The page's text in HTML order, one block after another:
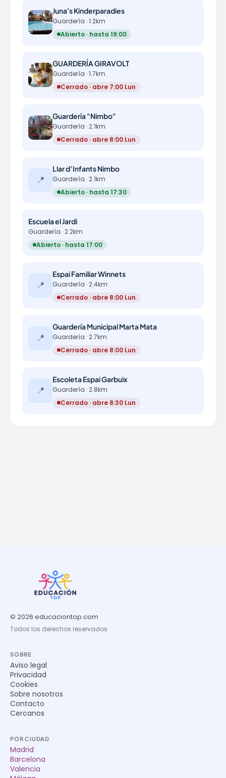
Juna's Kinderparadies
Guardería · 1.2km
Abierto · hasta 19:00
GUARDERÍA GIRAVOLT
Guardería · 1.7km
Cerrado · abre 7:00 Lun
Guardería "Nimbo"
Guardería · 2.1km
Cerrado · abre 8:00 Lun
📍
Llar d’Infants Nimbo
Guardería · 2.1km
Abierto · hasta 17:30
Escuela el Jardi
Guardería · 2.2km
Abierto · hasta 17:00
📍
Espai Familiar Winnets
Guardería · 2.4km
Cerrado · abre 8:00 Lun
📍
Guardería Municipal Marta Mata
Guardería · 2.7km
Cerrado · abre 8:00 Lun
📍
Escoleta Espai Garbuix
Guardería · 2.8km
Cerrado · abre 8:30 Lun
© 2026 educaciontop.com
Todos los derechos reservados
SOBRE
Aviso legal
Privacidad
Cookies
Sobre nosotros
Contacto
Cercanos
POR CIUDAD
Madrid
Barcelona
Valencia